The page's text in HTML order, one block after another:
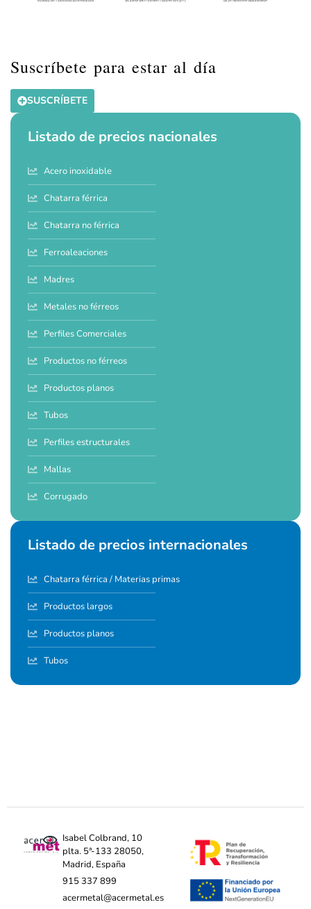
Suscríbete para estar al día
SUSCRÍBETE
Listado de precios nacionales
Acero inoxidable
Chatarra férrica
Chatarra no férrica
Ferroaleaciones
Madres
Metales no férreos
Perfiles Comerciales
Productos no férreos
Productos planos
Tubos
Perfiles estructurales
Mallas
Corrugado
Listado de precios internacionales
Chatarra férrica / Materias primas
Productos largos
Productos planos
Tubos
Isabel Colbrand, 10
plta. 5ª-133 28050,
Madrid, España
915 337 899
acermetal@acermetal.es